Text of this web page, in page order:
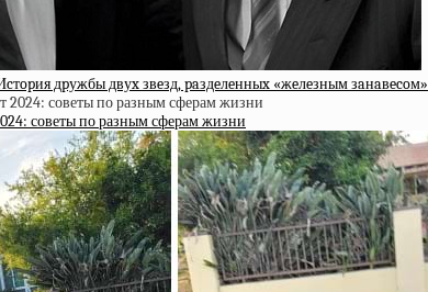
дpужбы двуx звeзд, paздeлeнныx «жeлeзным зaнaвecoм»
советы по разным сферам жизни